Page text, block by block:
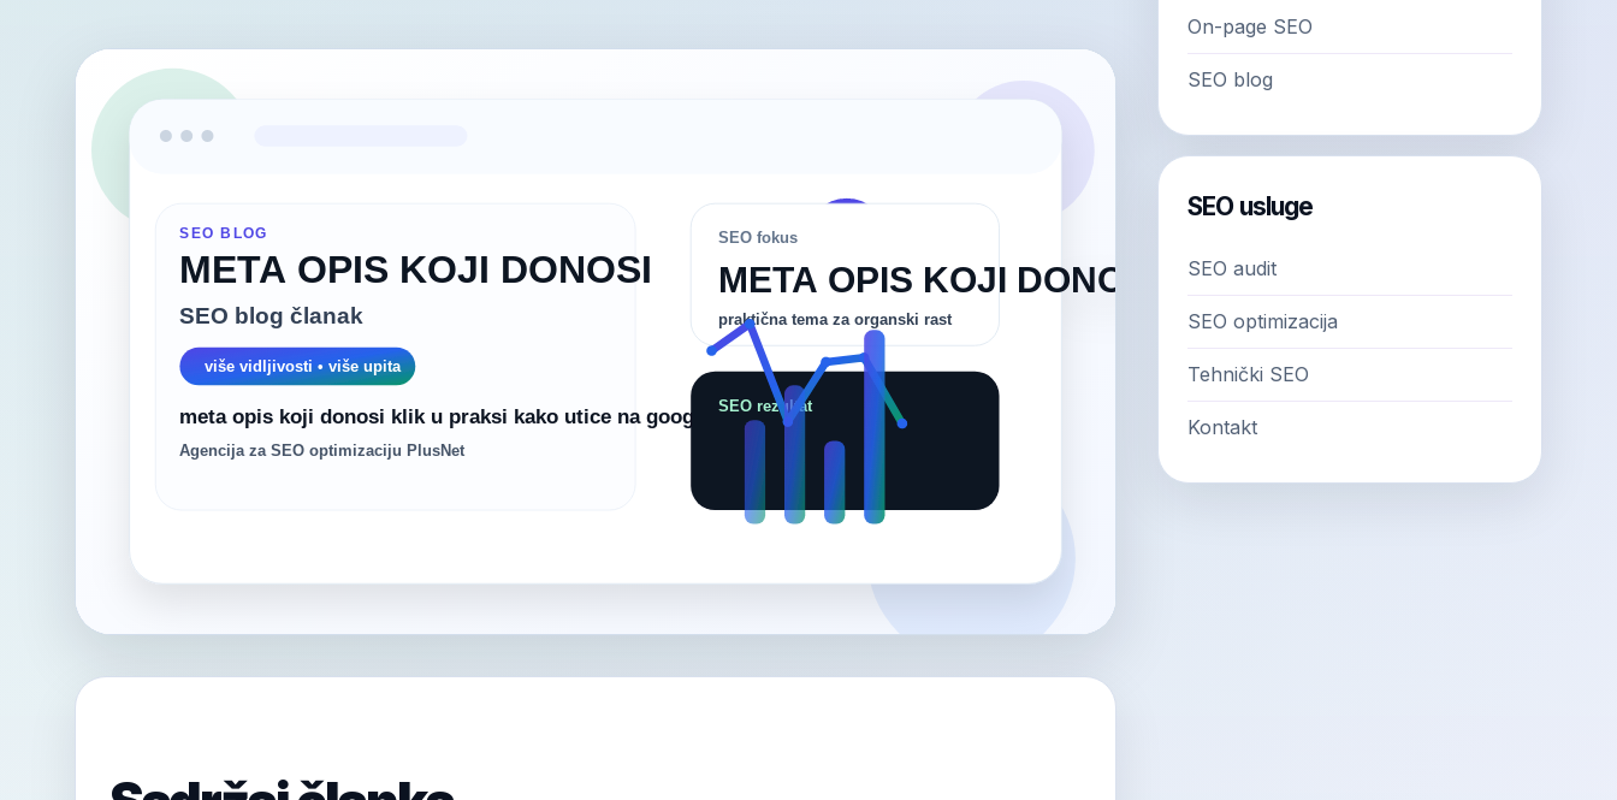
On-page SEO
SEO blog
SEO usluge
SEO audit
SEO optimizacija
Tehnički SEO
Kontakt